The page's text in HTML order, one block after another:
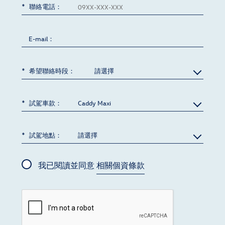
聯絡電話：
E-mail：
希望聯絡時段：
試駕車款：
試駕地點：
我已閱讀並同意 相關個資條款